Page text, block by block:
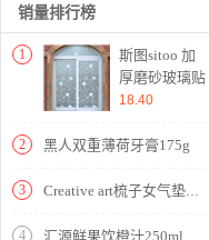
销量排行榜
1
斯图sitoo 加
厚磨砂玻璃贴
纸贴膜卫生间
花纸窗贴防水
明 1108白弯
18.40
2 黑人双重薄荷牙膏175g
3 Creative art梳子女气垫梳子男士按摩梳头皮按摩器木梳
4 汇源鲜果饮橙汁250ml